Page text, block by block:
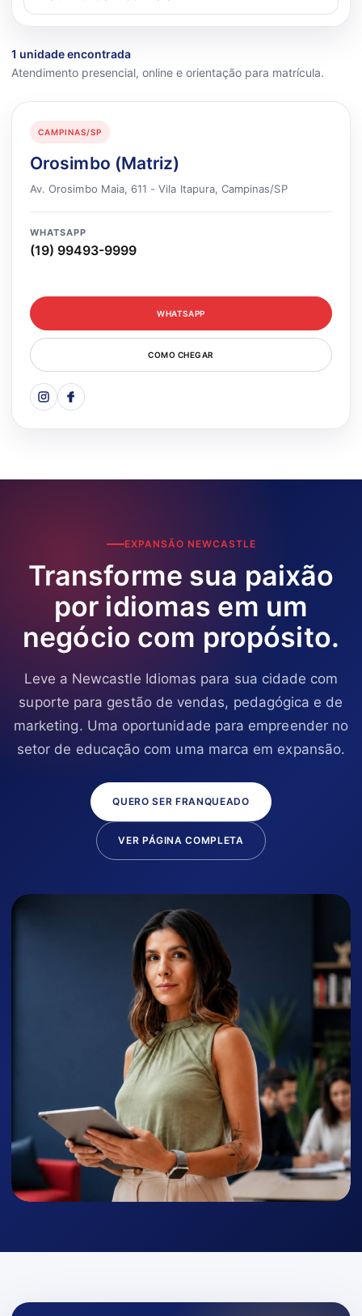
1 unidade encontrada
Atendimento presencial, online e orientação para matrícula.
CAMPINAS/SP
Orosimbo (Matriz)
Av. Orosimbo Maia, 611 - Vila Itapura, Campinas/SP
WHATSAPP
(19) 99493-9999
WHATSAPP
COMO CHEGAR
EXPANSÃO NEWCASTLE
Transforme sua paixão
por idiomas em um
negócio com propósito.
Leve a Newcastle Idiomas para sua cidade com
suporte para gestão de vendas, pedagógica e de
marketing. Uma oportunidade para empreender no
setor de educação com uma marca em expansão.
QUERO SER FRANQUEADO
VER PÁGINA COMPLETA